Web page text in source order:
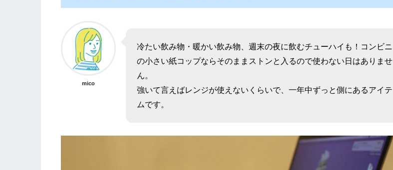
mico
冷たい飲み物・暖かい飲み物、週末の夜に飲むチューハイも！コンビニ
の小さい紙コップならそのままストンと入るので使わない日はありませ
ん。
強いて言えばレンジが使えないくらいで、一年中ずっと側にあるアイテ
ムです。